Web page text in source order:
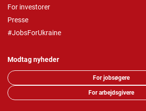
For investorer
Presse
#JobsForUkraine
Modtag nyheder
For jobsøgere
For arbejdsgivere